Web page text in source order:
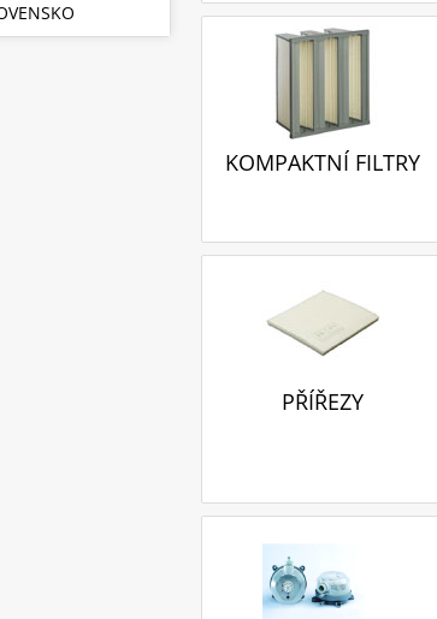
KOMPAKTNÍ FILTRY
PŘÍŘEZY